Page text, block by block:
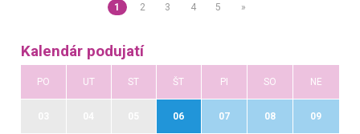
1 2 3 4 5 »
Kalendár podujatí
PO UT ST ŠT PI SO NE
06 07 08 09